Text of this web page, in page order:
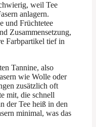
weil Tee
anlagern.
und Früchtetee
Zusammensetzung,
Farbpartikel tief in
Tannine, also
wie Wolle oder
zusätzlich oft
mit, die schnell
der Tee heiß in den
minimal, was das